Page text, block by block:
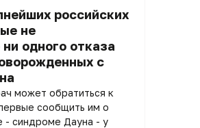
российских
не
одного отказа
с
может обратиться к
сообщить им о
- синдроме Дауна - у